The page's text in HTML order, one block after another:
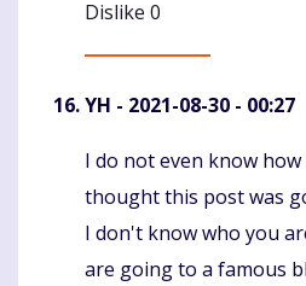
Dislike 0
YH - 2021-08-30 - 00:27
Komentaras
I do not even know
thought this post was
I don't know who you
are going to a famous